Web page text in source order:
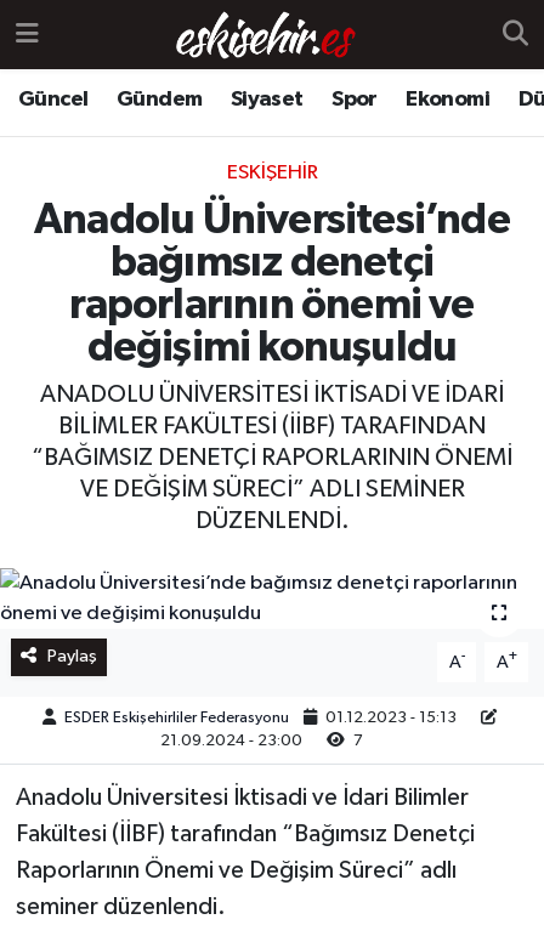
Güncel Gündem Siyaset Spor Ekonomi
ESKIŞEHIR
Anadolu Üniversitesi’nde
bağımsız denetçi
raporlarının önemi ve
değişimi konuşuldu
ANADOLU ÜNİVERSİTESİ İKTİSADİ VE İDARİ
BİLİMLER FAKÜLTESİ (İİBF) TARAFINDAN
“BAĞIMSIZ DENETÇİ RAPORLARININ ÖNEMİ
VE DEĞİŞİM SÜRECİ” ADLI SEMİNER
DÜZENLENDİ.
Paylaş A- A+
ESDER Eskişehirliler Federasyonu
01.12.2023 - 15:13
21.09.2024 - 23:00
7
Anadolu Üniversitesi İktisadi ve İdari Bilimler
Fakültesi (İİBF) tarafından “Bağımsız Denetçi
Raporlarının Önemi ve Değişim Süreci” adlı
seminer düzenlendi.